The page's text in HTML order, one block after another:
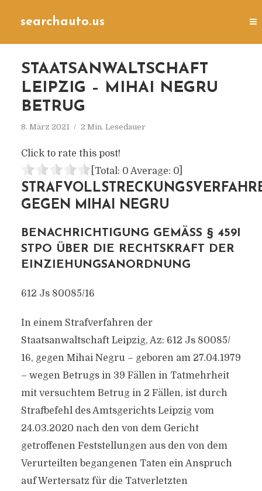
searchauto.us
STAATSANWALTSCHAFT
LEIPZIG – MIHAI NEGRU
BETRUG
8. März 2021 2 Min. Lesedauer
Click to rate this post!
[Total: 0 Average: 0]
GEGEN MIHAI NEGRU
BENACHRICHTIGUNG GEMÄSS § 459I S
TPO ÜBER DIE RECHTSKRAFT DER E
INZIEHUNGSANORDNUNG
612 Js 80085/​16
In einem Strafverfahren der
Staatsanwaltschaft Leipzig, Az: 612 Js 80085/​
16, gegen Mihai Negru – geboren am 27.04.1979
– wegen Betrugs in 39 Fällen in Tatmehrheit
mit versuchtem Betrug in 2 Fällen, ist durch
Strafbefehl des Amtsgerichts Leipzig vom
24.03.2020 nach den von dem Gericht
getroffenen Feststellungen aus den von dem
Verurteilten begangenen Taten ein Anspruch
auf Wertersatz für die Tatverletzten